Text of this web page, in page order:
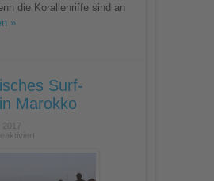
die Korallenriffe sind an
»
Surf-
Marokko
für